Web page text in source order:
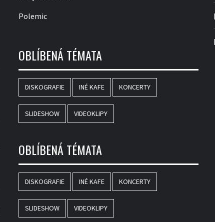
Polemic
OBLÍBENÁ TÉMATA
DISKOGRAFIE INÉ KAFE KONCERTY
SLIDESHOW VIDEOKLIPY
OBLÍBENÁ TÉMATA
DISKOGRAFIE INÉ KAFE KONCERTY
SLIDESHOW VIDEOKLIPY